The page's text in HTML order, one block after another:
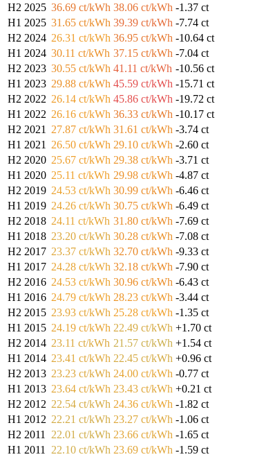
H2 2025 36.69 ct/kWh 38.06 ct/kWh -1.37 ct
H1 2025 31.65 ct/kWh 39.39 ct/kWh -7.74 ct
H2 2024 26.31 ct/kWh 36.95 ct/kWh -10.64 ct
H1 2024 30.11 ct/kWh 37.15 ct/kWh -7.04 ct
H2 2023 30.55 ct/kWh 41.11 ct/kWh -10.56 ct
H1 2023 29.88 ct/kWh 45.59 ct/kWh -15.71 ct
H2 2022 26.14 ct/kWh 45.86 ct/kWh -19.72 ct
H1 2022 26.16 ct/kWh 36.33 ct/kWh -10.17 ct
H2 2021
27.87 ct/kWh 31.61 ct/kWh -3.74 ct
H1 2021
26.50 ct/kWh 29.10 ct/kWh -2.60 ct
H2 2020 25.67 ct/kWh 29.38 ct/kWh -3.71 ct
H1 2020 25.11 ct/kWh 29.98 ct/kWh -4.87 ct
H2 2019 24.53 ct/kWh 30.99 ct/kWh -6.46 ct
H1 2019 24.26 ct/kWh 30.75 ct/kWh -6.49 ct
H2 2018 24.11 ct/kWh 31.80 ct/kWh -7.69 ct
H1 2018 23.20 ct/kWh 30.28 ct/kWh -7.08 ct
H2 2017 23.37 ct/kWh 32.70 ct/kWh -9.33 ct
H1 2017 24.28 ct/kWh 32.18 ct/kWh -7.90 ct
H2 2016 24.53 ct/kWh 30.96 ct/kWh -6.43 ct
H1 2016 24.79 ct/kWh 28.23 ct/kWh -3.44 ct
H2 2015 23.93 ct/kWh 25.28 ct/kWh -1.35 ct
H1 2015 24.19 ct/kWh 22.49 ct/kWh +1.70 ct
H2 2014 23.11 ct/kWh 21.57 ct/kWh +1.54 ct
H1 2014 23.41 ct/kWh 22.45 ct/kWh +0.96 ct
H2 2013 23.23 ct/kWh 24.00 ct/kWh -0.77 ct
H1 2013 23.64 ct/kWh 23.43 ct/kWh +0.21 ct
H2 2012 22.54 ct/kWh 24.36 ct/kWh -1.82 ct
H1 2012 22.21 ct/kWh 23.27 ct/kWh -1.06 ct
H2 2011
22.01 ct/kWh 23.66 ct/kWh -1.65 ct
H1 2011
22.10 ct/kWh 23.69 ct/kWh -1.59 ct